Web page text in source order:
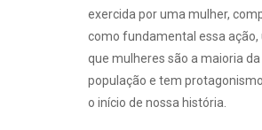
exercida por uma mulher,
como fundamental essa ação,
que mulheres são a maioria da
população e tem
o início de nossa história.